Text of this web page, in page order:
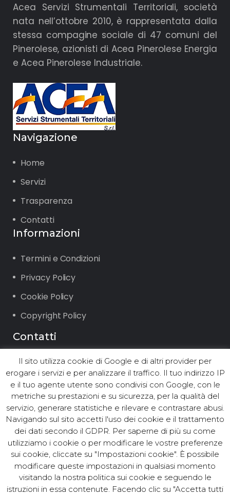
Acea Servizi Strumentali Territoriali, società
nata nell’ottobre 2010, è rappresentata dalla
stessa compagine sociale di 47 comuni del
Pinerolese, azionisti di Acea Pinerolese Energia
e Acea Pinerolese Industriale.
Navigazione
Home
Servizi
Trasparenza
Contatti
Informazioni
Termini e Condizioni
Privacy Policy
Cookie Policy
Copyright Policy
Contatti
Via Vigone 42 10064 Pinerolo (TO)
Tel. +39.0121.2361 ∙ Fax +39.0121.236294
Email: info@asst.it
PEC:asst@postacert.asst.it
© ASST Acea Servizi Strumentali
Territoriali S.r.l. - Tutti i diritti
riservati. Cod.Fisc. e P. IVA
Il sito utilizza cookie di Google e di altri provider per
erogare i servizi e per analizzare il traffico. Il tuo indirizzo IP
e il tuo agente utente sono condivisi con Google, con le
metriche su prestazioni e su sicurezza, per la qualità del
servizio, generare statistiche e rilevare e contrastare abusi.
Navigando sul sito accetti l'uso dei cookie e il trattamento
dei dati secondo il GDPR. Per saperne di più su come
utilizziamo i cookie o per modificare le vostre preferenze
sui cookie, cliccate su "Impostazioni cookie". È possibile
modificare queste impostazioni in qualsiasi momento
visitando la nostra politica sui cookie e seguendo le
istruzioni in essa contenute. Facendo clic su "Accetta tutti